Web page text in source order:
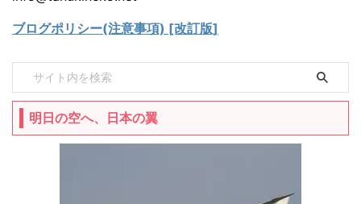
ブログポリシー(注意事項) [改訂版]
明日の空へ、日本の翼